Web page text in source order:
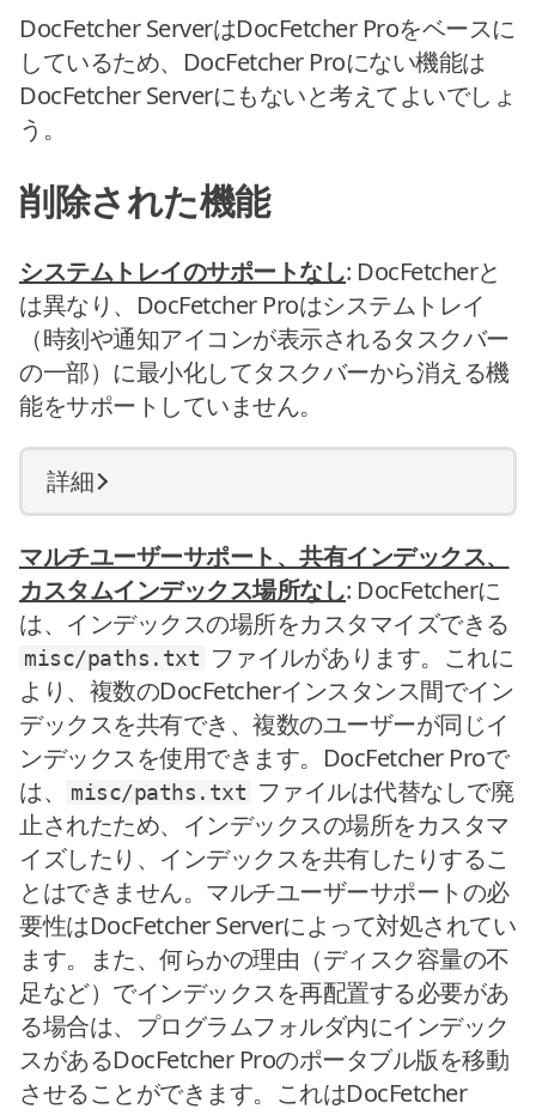
DocFetcher ServerはDocFetcher Proをベースに
しているため、DocFetcher Proにない機能は
DocFetcher Serverにもないと考えてよいでしょ
う。
削除された機能
システムトレイのサポートなし: DocFetcherと
は異なり、DocFetcher Proはシステムトレイ
（時刻や通知アイコンが表示されるタスクバー
の一部）に最小化してタスクバーから消える機
能をサポートしていません。
詳細
マルチユーザーサポート、共有インデックス、
カスタムインデックス場所なし: DocFetcherに
は、インデックスの場所をカスタマイズできる
misc/paths.txt ファイルがあります。これに
より、複数のDocFetcherインスタンス間でイン
デックスを共有でき、複数のユーザーが同じイ
ンデックスを使用できます。DocFetcher Proで
は、
misc/paths.txt ファイルは代替なしで廃
止されたため、インデックスの場所をカスタマ
イズしたり、インデックスを共有したりするこ
とはできません。マルチユーザーサポートの必
要性はDocFetcher Serverによって対処されてい
ます。また、何らかの理由（ディスク容量の不
足など）でインデックスを再配置する必要があ
る場合は、プログラムフォルダ内にインデック
スがあるDocFetcher Proのポータブル版を移動
させることができます。これはDocFetcher